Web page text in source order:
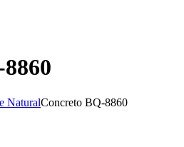
NaturalConcreto BQ-8860